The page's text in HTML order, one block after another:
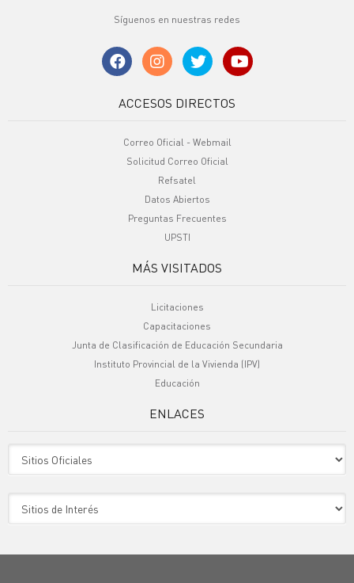
Síguenos en nuestras redes
ACCESOS DIRECTOS
Correo Oficial - Webmail
Solicitud Correo Oficial
Refsatel
Datos Abiertos
Preguntas Frecuentes
UPSTI
MÁS VISITADOS
Licitaciones
Capacitaciones
Junta de Clasificación de Educación Secundaria
Instituto Provincial de la Vivienda (IPV)
Educación
ENLACES